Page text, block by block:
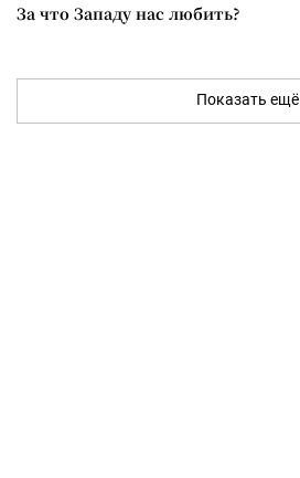
За что Западу нас любить?
Показать ещё